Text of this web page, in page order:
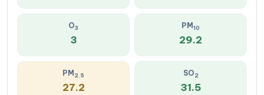
O3
3
PM 10
29.2
PM 2.5
27.2
SO2
31.5